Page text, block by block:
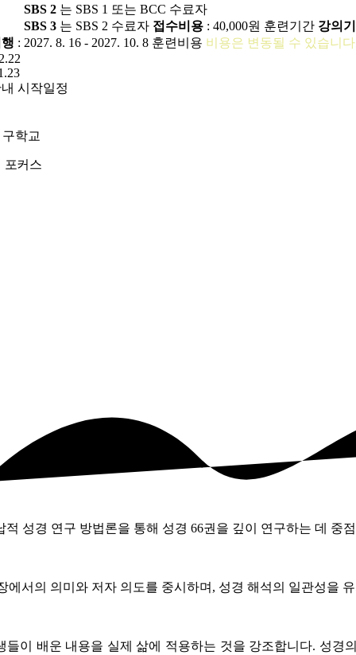
SBS 2는 SBS 1 또는 BCC 수료자
SBS 3는 SBS 2 수료자 접수비용: 40,000원 훈련기간 강의
: 2027. 8. 16 - 2027. 10. 8 훈련비용 비용은 변동될 수 있습니
시작일정
학교
포커스
적 성경 연구 방법론을 통해 성경 66권을 깊이 연구하는 데
에서의 의미와 저자 의도를 중시하며, 성경 해석의 일관성을
들이 배운 내용을 실제 삶에 적용하는 것을 강조합니다. 성